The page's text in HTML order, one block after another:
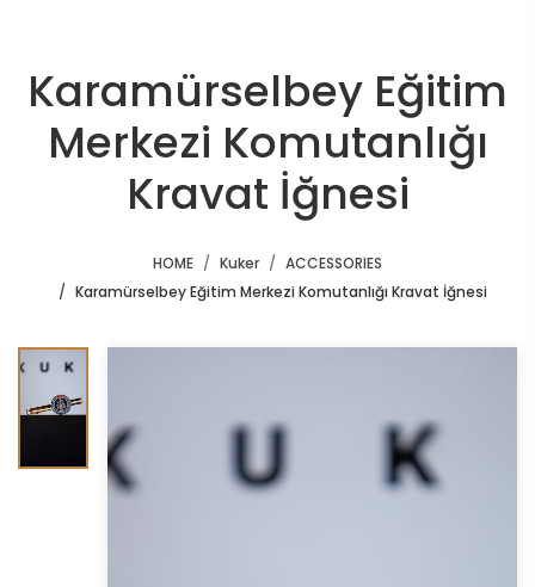
Karamürselbey Eğitim
Merkezi Komutanlığı
Kravat İğnesi
HOME Kuker
ACCESSORIES
Karamürselbey Eğitim Merkezi Komutanlığı Kravat İğnesi